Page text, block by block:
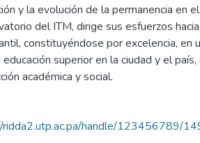
y la evolución de la permanencia en
del ITM, dirige sus esfuerzos
constituyéndose por excelencia, en
educación superior en la ciudad y el
académica y social.
handle/123456789/